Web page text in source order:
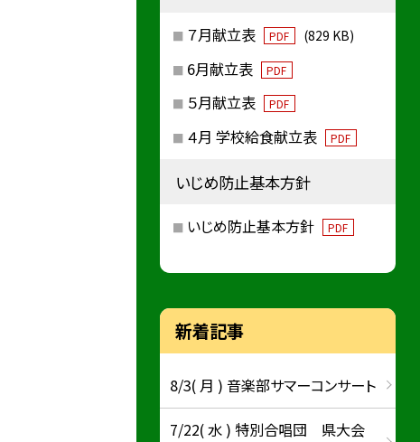
７月献立表 PDF (829 KB)
6月献立表 PDF
５月献立表 PDF
４月 学校給食献立表 PDF
いじめ防止基本方針
いじめ防止基本方針 PDF
新着記事
8/3( 月 ) 音楽部サマーコンサート
7/22( 水 ) 特別合唱団 県大会